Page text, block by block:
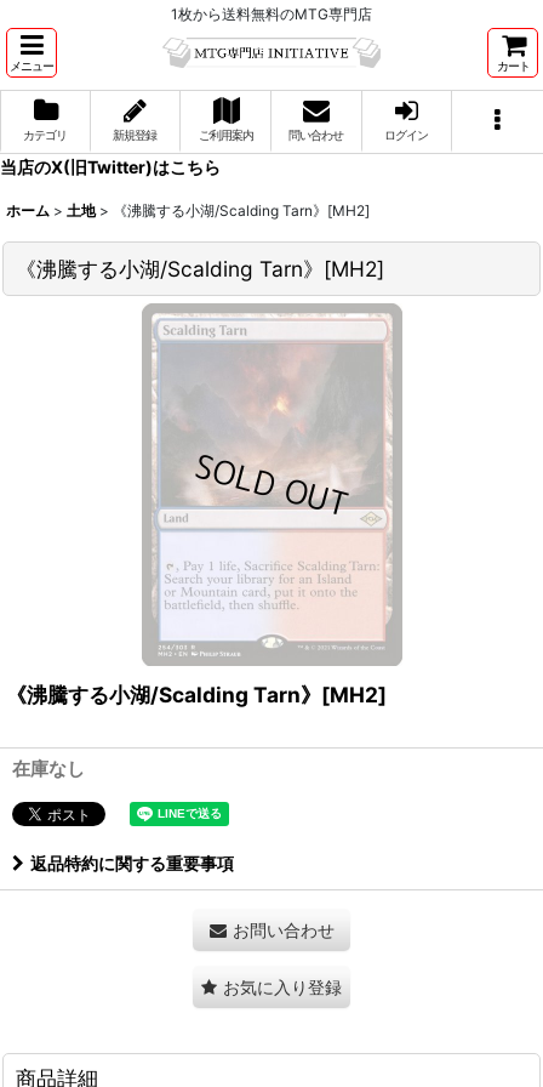
1枚から送料無料のMTG専門店
メニュー カート
カテゴリ 新規登録 ご利用案内 問い合わせ ログイン
当店のX(旧Twitter)はこちら
ホーム > 土地 > 《沸騰する小湖/Scalding Tarn》[MH2]
《沸騰する小湖/Scalding Tarn》[MH2]
《沸騰する小湖/Scalding Tarn》[MH2]
在庫なし
返品特約に関する重要事項
お問い合わせ
お気に入り登録
商品詳細